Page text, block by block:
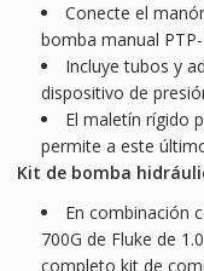
Conecte el
bomba manual
Incluye tubos y
dispositivo de
El maletín rígido
permite a este
Kit de bomba
En combinación
700G de Fluke de
completo kit de